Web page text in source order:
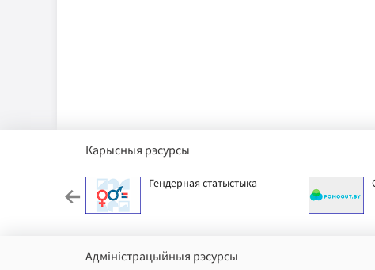
Карысныя рэсурсы
Гендерная статыстыка
Адміністрацыйныя рэсурсы